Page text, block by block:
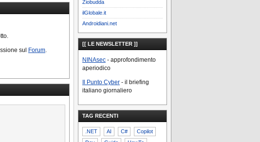
sul Forum
Ziobudda
ilGlobale.it
Androidiani.net
[[ LE NEWSLETTER ]]
NINAsec - approfondimento
aperiodico
Il Punto Cyber - il briefing
italiano giornaliero
TAG RECENTI
.NET AI C#
Copilot